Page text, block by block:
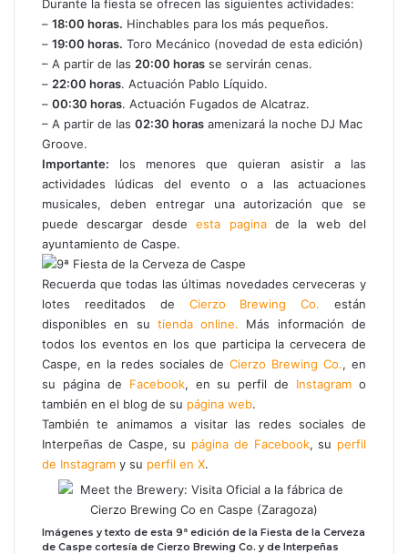
Durante la fiesta se ofrecen las siguientes actividades:
– 18:00 horas. Hinchables para los más pequeños.
– 19:00 horas. Toro Mecánico (novedad de esta edición)
– A partir de las 20:00 horas se servirán cenas.
– 22:00 horas. Actuación Pablo Líquido.
– 00:30 horas. Actuación Fugados de Alcatraz.
– A partir de las 02:30 horas amenizará la noche DJ Mac
Groove.
Importante: los menores que quieran asistir a las
actividades lúdicas del evento o a las actuaciones
musicales, deben entregar una autorización que se
puede descargar desdeesta paginade la web del
ayuntamiento de Caspe.
Recuerda que todas las últimas novedades cerveceras y
lotes reeditados de Cierzo Brewing Co. están
disponibles en su tienda online. Más información de
todos los eventos en los que participa la cervecera de
Caspe, en la redes sociales deCierzo Brewing Co., en
su página de Facebook, en su perfil de Instagram o
también en el blog de su página web.
También te animamos a visitar las redes sociales de
Interpeñas de Caspe, su página de Facebook, su perfil
de Instagram y su perfil en X.
Imágenes y texto de esta 9ª edición de la Fiesta de la Cerveza
de Caspe cortesía de Cierzo Brewing Co. y de Interpeñas